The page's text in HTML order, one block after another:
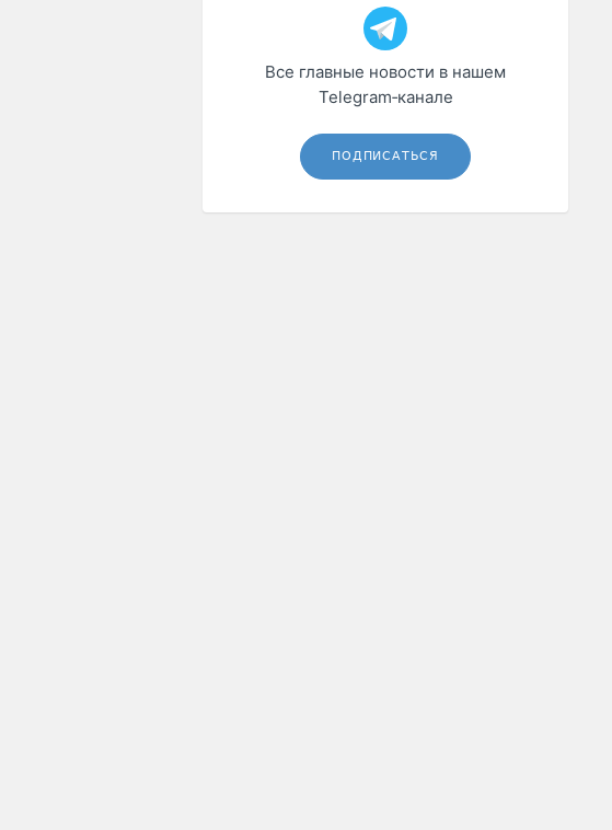
Все главные новости в нашем
Telegram‑канале
ПОДПИСАТЬСЯ